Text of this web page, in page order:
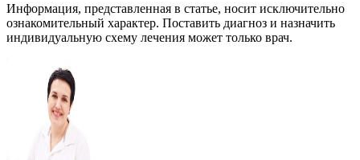
Информация, представленная в статье, носит исключительно
ознакомительный характер. Поставить диагноз и назначить
индивидуальную схему лечения может только врач.